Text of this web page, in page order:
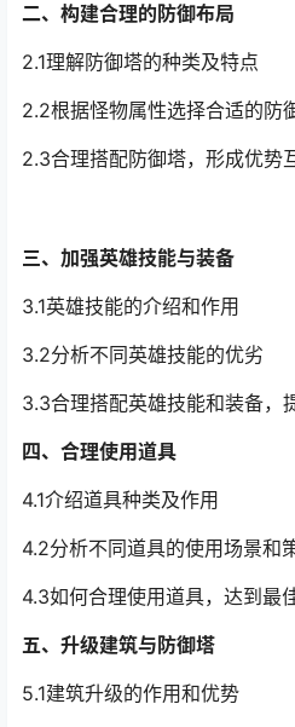
二、构建合理的防御布局
2.1理解防御塔的种类及特点
2.2根据怪物属性选择合适的防
2.3合理搭配防御塔，形成优势
三、加强英雄技能与装备
3.1英雄技能的介绍和作用
3.2分析不同英雄技能的优劣
3.3合理搭配英雄技能和装备，
四、合理使用道具
4.1介绍道具种类及作用
4.2分析不同道具的使用场景和
4.3如何合理使用道具，达到最
五、升级建筑与防御塔
5.1建筑升级的作用和优势